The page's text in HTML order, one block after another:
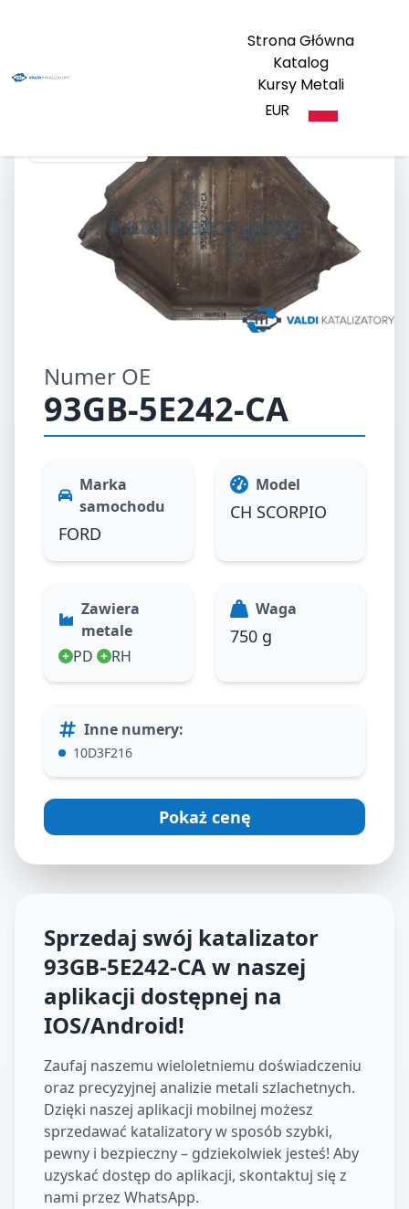
Strona Główna
Katalog
Kursy Metali
EUR
Numer OE
93GB-5E242-CA
Marka
samochodu
FORD
Model
CH SCORPIO
Zawiera
metale
PD
RH
Waga
750 g
Inne numery:
10D3F216
Pokaż cenę
Sprzedaj swój katalizator
93GB-5E242-CAw naszej
aplikacji dostępnej na
IOS/Android!
Zaufaj naszemu wieloletniemu doświadczeniu
oraz precyzyjnej analizie metali szlachetnych.
Dzięki naszej aplikacji mobilnej możesz
sprzedawać katalizatory w sposób szybki,
pewny i bezpieczny – gdziekolwiek jesteś! Aby
uzyskać dostęp do aplikacji, skontaktuj się z
nami przez WhatsApp.